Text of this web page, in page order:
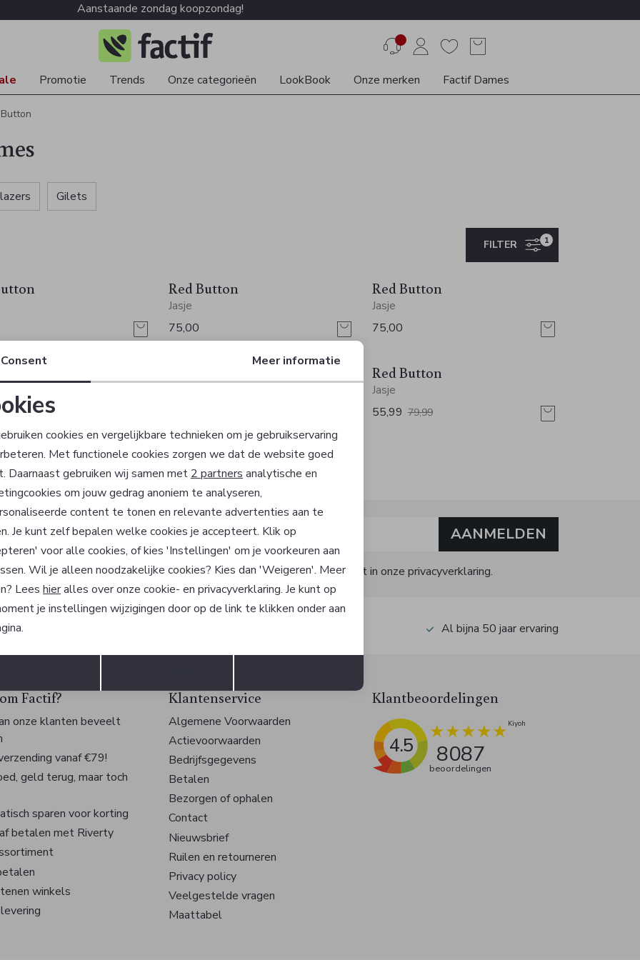
Aanstaande zondag koopzondag!
Promotie Trends Onze categorieën LookBook Onze merken Factif Dames
Gilets
1
FILTER
Red Button
Jasje
75,00
Red Button
Jasje
75,00
Sale
Red Button
Jasje
55,99 79,99
ook gelijk €5,- korting!
AANMELDEN
Hoe we met je data omgaan? Bekijk dit in onze privacyverklaring.
sparen voor korting Al bijna 50 jaar ervaring
Factif?
onze klanten beveelt
vanaf €79!
geld terug, maar toch
sparen voor korting
betalen met Riverty
winkels
Klantenservice
Algemene Voorwaarden
Actievoorwaarden
Bedrijfsgegevens
Betalen
Bezorgen of ophalen
Contact
Nieuwsbrief
Ruilen en retourneren
Privacy policy
Veelgestelde vragen
Maattabel
Klantbeoordelingen
4.5 8087
beoordelingen
cookies Marketing cookies
Terug Opslaan
Consent Meer informatie
cookies en vergelijkbare technieken om je gebruikservaring
Met functionele cookies zorgen we dat de website goed
Daarnaast gebruiken wij samen met 2 partners analytische en
om jouw gedrag anoniem te analyseren,
content te tonen en relevante advertenties aan te
Je kunt zelf bepalen welke cookies je accepteert. Klik op
voor alle cookies, of kies 'Instellingen' om je voorkeuren aan
Wil je alleen noodzakelijke cookies? Kies dan 'Weigeren'. Meer
Lees hieralles over onze cookie- en privacyverklaring. Je kunt op
je instellingen wijzigingen door op de link te klikken onder aan